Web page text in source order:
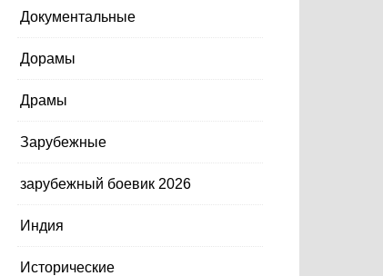
Документальные
Дорамы
Драмы
Зарубежные
зарубежный боевик 2026
Индия
Исторические